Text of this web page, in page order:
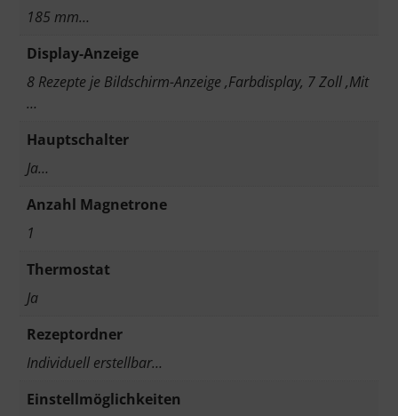
185 mm…
Display-Anzeige
8 Rezepte je Bildschirm-Anzeige ,Farbdisplay, 7 Zoll ,Mit
…
Hauptschalter
Ja…
Anzahl Magnetrone
1
Thermostat
Ja
Rezeptordner
Individuell erstellbar…
Einstellmöglichkeiten